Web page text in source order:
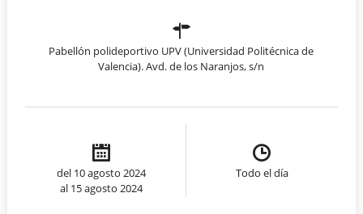
Pabellón polideportivo UPV (Universidad Politécnica de
Valencia). Avd. de los Naranjos, s/n
del 10 agosto 2024
al 15 agosto 2024
Todo el día